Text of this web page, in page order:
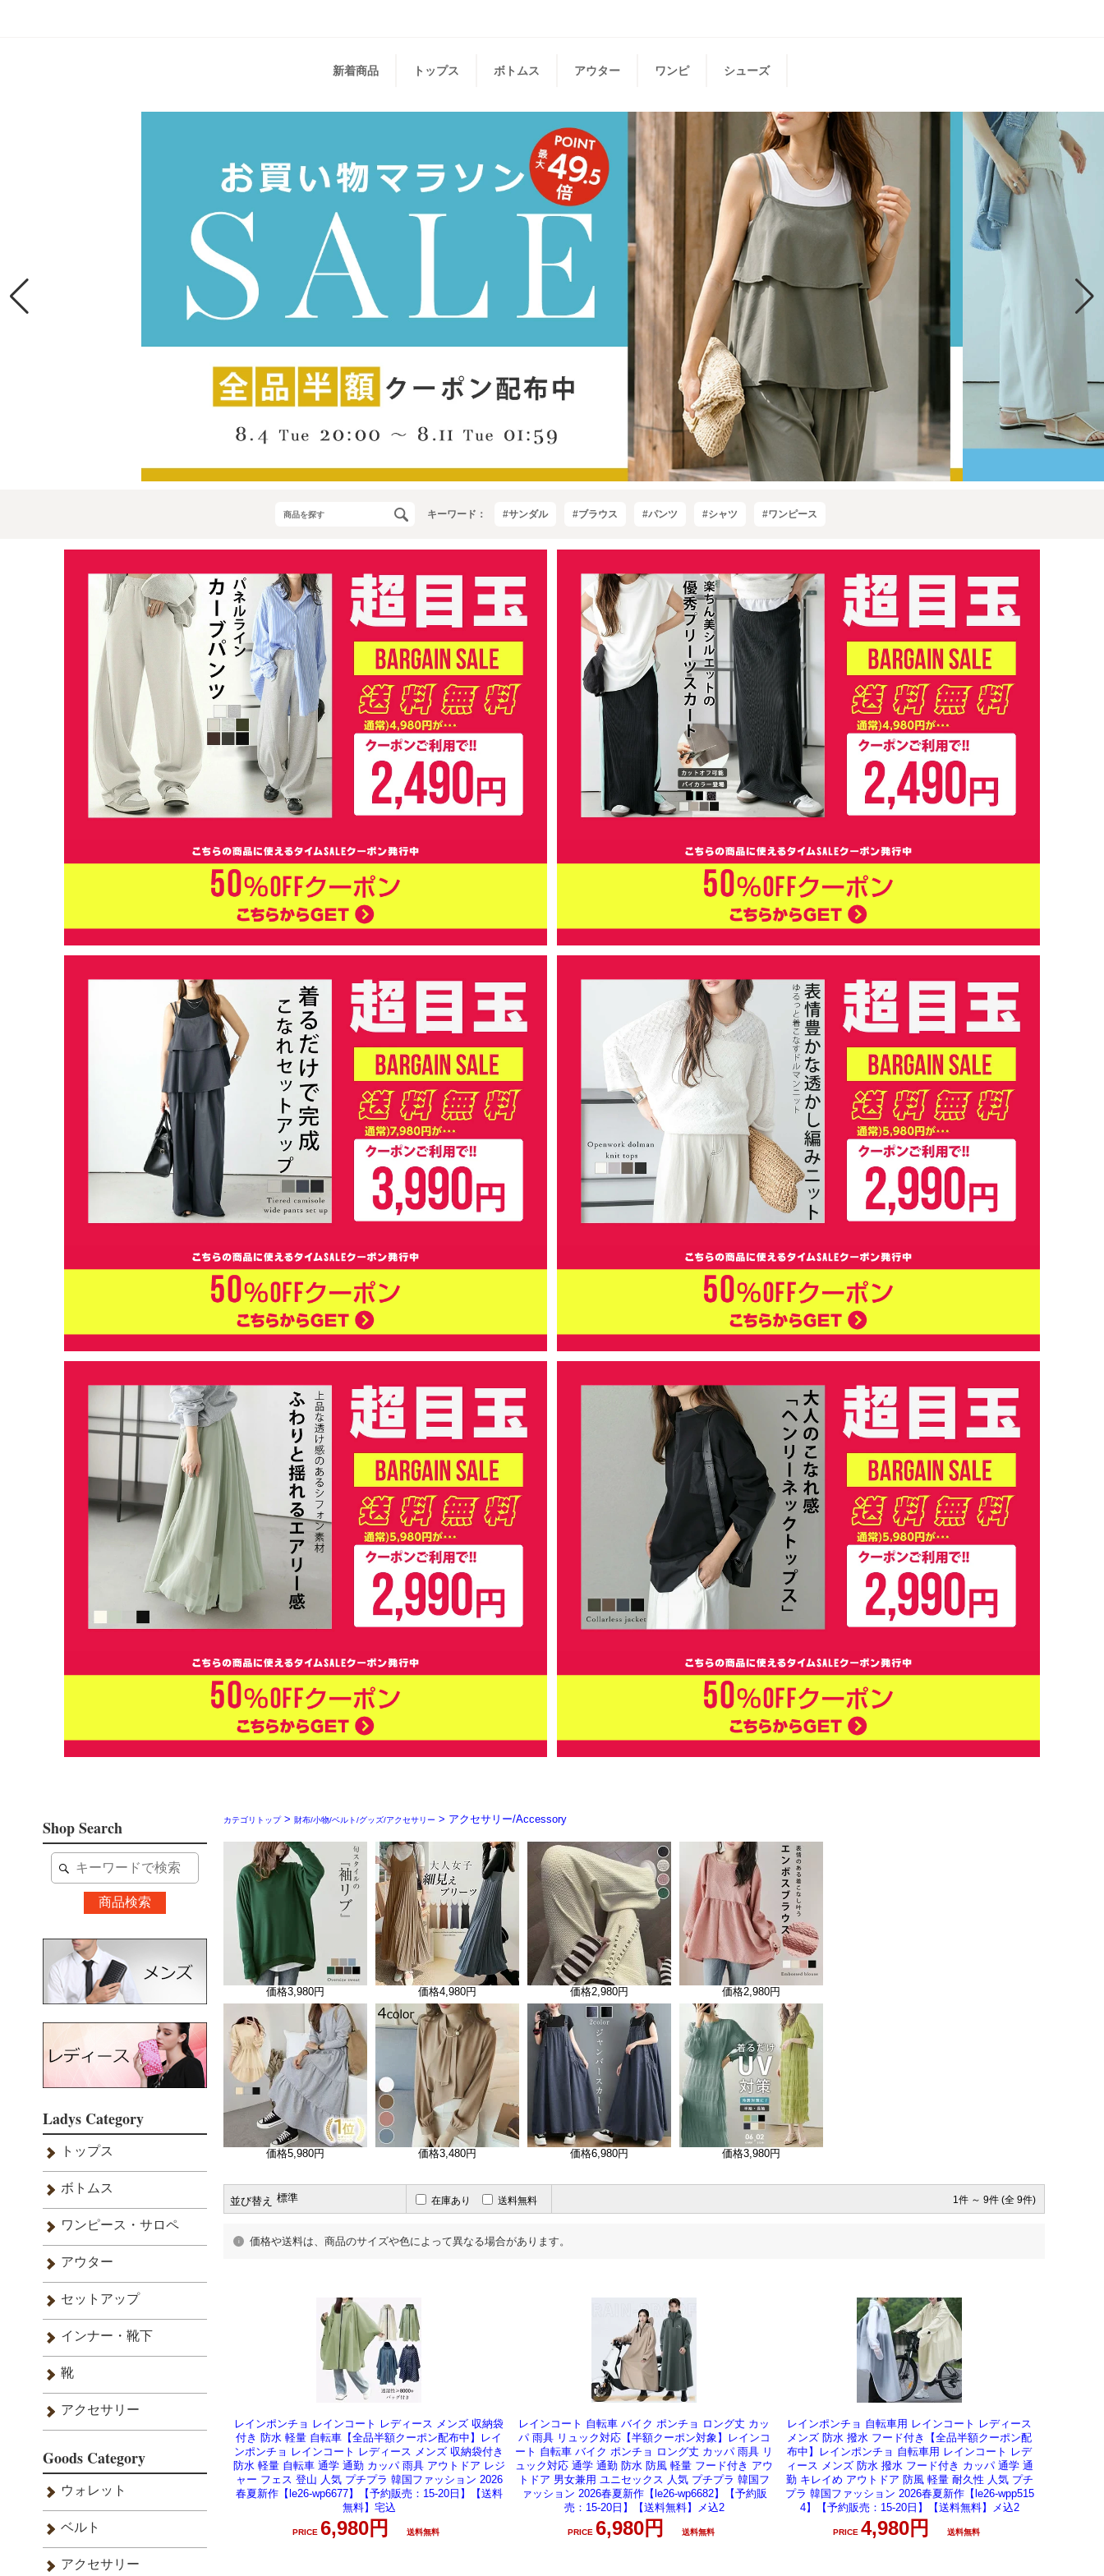
カテゴリトップ> 財布/小物/ベルト/グッズ/アクセサリー > アクセサリー/Accessory
価格3,980円 価格4,980円 価格2,980円 価格2,980円
価格5,980円 価格3,480円 価格6,980円 価格3,980円
並び替え 在庫あり 送料無料 1件 ～ 9件 (全 9件)
価格や送料は、商品のサイズや色によって異なる場合があります。
レインポンチョ レインコート レディース メンズ 収納袋
付き 防水 軽量 自転車【全品半額クーポン配布中】レイ
ンポンチョ レインコート レディース メンズ 収納袋付き
防水 軽量 自転車 通学 通勤 カッパ 雨具 アウトドア レジ
ャー フェス 登山 人気 プチプラ 韓国ファッション 2026
春夏新作【le26-wp6677】【予約販売：15-20日】【送料
無料】宅込
6,980円 送料無料
レインコート 自転車 バイク ポンチョ ロング丈 カッ
パ 雨具 リュック対応【半額クーポン対象】レインコ
ート 自転車 バイク ポンチョ ロング丈 カッパ 雨具 リ
ュック対応 通学 通勤 防水 防風 軽量 フード付き アウ
トドア 男女兼用 ユニセックス 人気 プチプラ 韓国フ
ァッション 2026春夏新作【le26-wp6682】【予約販
売：15-20日】【送料無料】メ込2
6,980円 送料無料
レインポンチョ 自転車用 レインコート レディース
メンズ 防水 撥水 フード付き【全品半額クーポン配
布中】レインポンチョ 自転車用 レインコート レデ
ィース メンズ 防水 撥水 フード付き カッパ 通学 通
勤 キレイめ アウトドア 防風 軽量 耐久性 人気 プチ
プラ 韓国ファッション 2026春夏新作【le26-wpp515
4】【予約販売：15-20日】【送料無料】メ込2
4,980円 送料無料